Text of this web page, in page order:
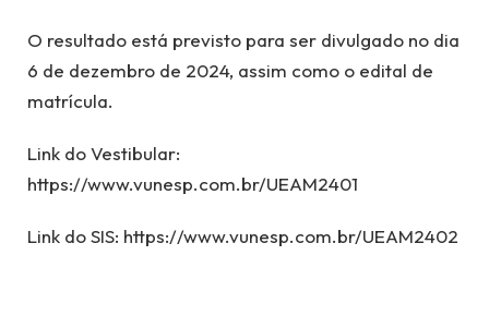
O resultado está previsto para ser divulgado no dia
6 de dezembro de 2024, assim como o edital de
matrícula.
Link do Vestibular:
https://www.vunesp.com.br/UEAM2401
Link do SIS: https://www.vunesp.com.br/UEAM2402